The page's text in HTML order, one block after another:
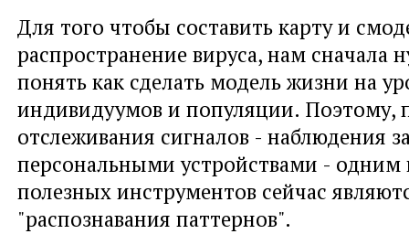
Для того чтобы составить карту и
распространение вируса, нам сначала
понять как сделать модель жизни на
индивидуумов и популяции. Поэтому,
отслеживания сигналов - наблюдения
персональными устройствами - одним
полезных инструментов сейчас
"распознавания паттернов".